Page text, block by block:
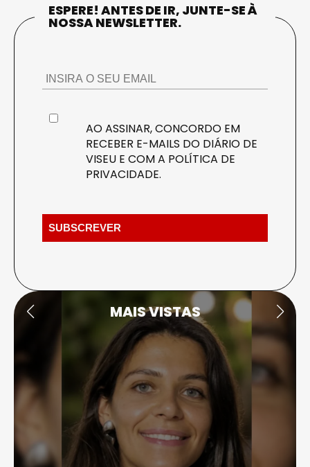
ESPERE! ANTES DE IR, JUNTE-SE À
NOSSA NEWSLETTER.
AO ASSINAR, CONCORDO EM
RECEBER E-MAILS DO DIÁRIO DE
VISEU E COM A POLÍTICA DE
PRIVACIDADE.
MAIS VISTAS